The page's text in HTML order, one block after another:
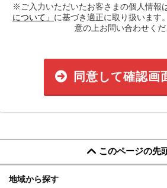
※ご入力いただいたお客さまの個人情報は
について」 に基づき適正に取り扱います
意の上お問い合わせくだ
同意して確認画
このページの先
地域から探す